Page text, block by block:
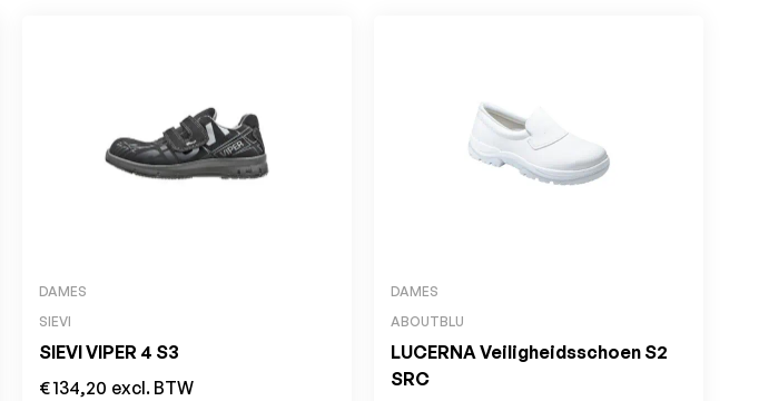
DAMES
SIEVI
SIEVI VIPER 4 S3
€134,20 excl. BTW
DAMES
ABOUTBLU
LUCERNA Veiligheidsschoen S2
SRC